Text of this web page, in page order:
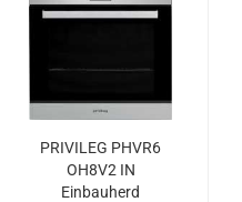
PRIVILEG PHVR6
OH8V2 IN
Einbauherd